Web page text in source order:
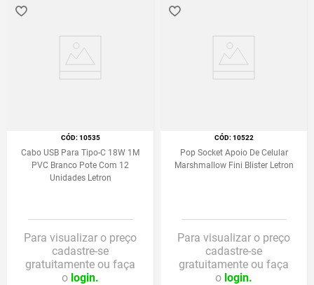
:10535
Cabo USB Para Tipo-C 18W 1M
PVC Branco Pote Com 12
Unidades Letron
Para visualizar o preço
cadastre-se
gratuitamente ou faça
o login.
:10522
Pop Socket Apoio De Celular
Marshmallow Fini Blister Letron
Para visualizar o preço
cadastre-se
gratuitamente ou faça
o login.